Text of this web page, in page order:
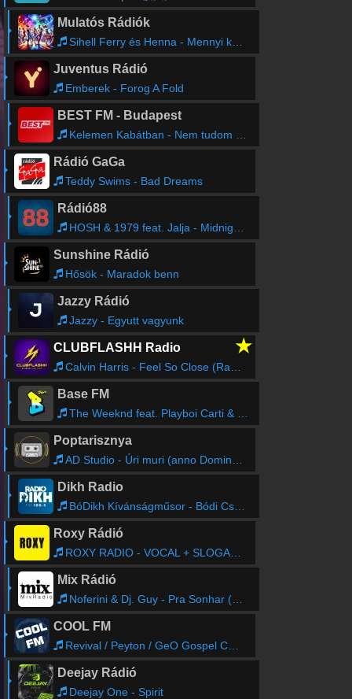
Mulatós Rádiók
Sihell Ferry és Henna - Mennyi könnycsepp kell még
Juventus Rádió
Emberek - Forog A Fold
BEST FM - Budapest
Kelemen Kabátban - Nem tudom (Józsi)
Rádió GaGa
Teddy Swims - Bad Dreams
Rádió88
HOSH & 1979 feat. Jalja - Midnight (The Hanging Tree) (MK Remix)
Sunshine Rádió
Hősök - Maradok benn
Jazzy Rádió
Jazzy - Egyutt vagyunk
CLUBFLASHH Radio ★
Calvin Harris - Feel So Close (Radio Edit)
Base FM
The Weeknd feat. Playboi Carti & Madonna - Popular
Poptarisznya
AD Studio - Úri muri (anno Domini '91)
Dikh Radio
BóDikh Kívánságműsor - Bódi Csabi Jr.
Roxy Rádió
ROXY RADIO - VOCAL + SLOGAN 06
Mix Rádió
Noferini & Dj. Guy - Pra Sonhar (Funny Bubble Remix)
COOL FM
Revival / Peyton / GeO Gospel Choir - Freedom
Deejay Rádió
Deejay One - Spirit